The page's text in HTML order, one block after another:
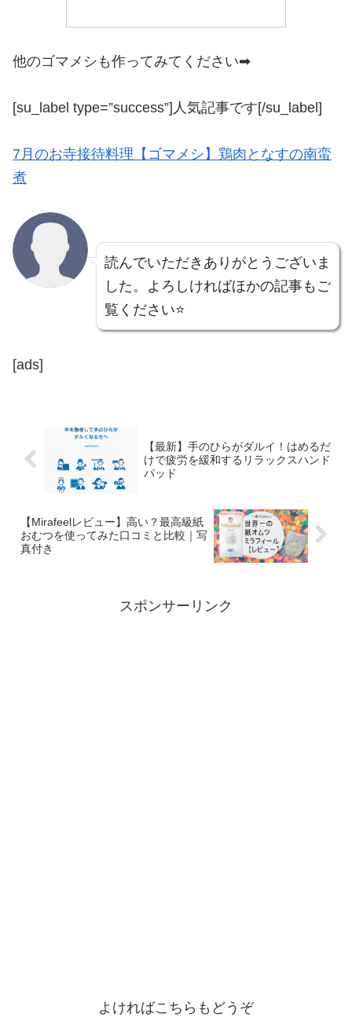
他のゴマメシも作ってみてください➡
[su_label type=”success”]人気記事です[/su_label]
7月のお寺接待料理【ゴマメシ】鶏肉となすの南蛮
煮
読んでいただきありがとうございま
した。よろしければほかの記事もご
覧ください⭐
[ads]
【最新】手のひらがダルイ！はめるだ
けで疲労を緩和するリラックスハンド
パッド
【Mirafeelレビュー】高い？最高級紙
おむつを使ってみた口コミと比較｜写
真付き
スポンサーリンク
よければこちらもどうぞ